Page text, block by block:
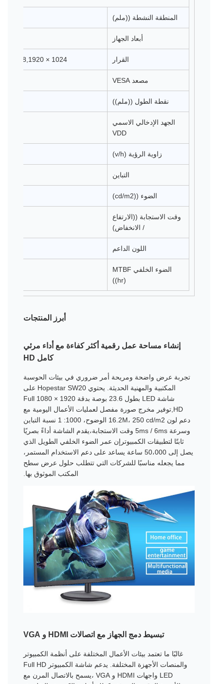
المنطقة النشطة ((ملم)
أبعاد الجهاز
القرار 1024 × 768,1920 × 1080,1024 × 768,1680 × 1050
مصعد VESA
نقطة الطول ((ملم))
الجهد الإدخالي الاسمي
VDD
زاوية الرؤية (v/h)
التباين
الضوء ((cd/m2)
وقت الاستجابة ((الارتفاع
/ الانخفاض)
اللون الداعم
الضوء الخلفي MTBF
((hr)
أبرز المنتجات
إنشاء مساحة عمل رقمية أكثر كفاءة مع أداء مرئي
كامل HD
تجربة عرض واضحة ومريحة أمر ضروري في بيئات الحوسبة
المكتبية والمهنية الحديثة. يحتوي Hopestar SW20 على
شاشة LED بطول 23.6 بوصة بدقة 1920 × 1080 Full
HD,توفير مخرج صورة مفصل لعمليات الأعمال اليومية مع
دعم لون 16.2M، 250 cd/m2 الوضوح، 1000: 1 نسبة التباين
وسرعة 5ms / 6ms وقت الاستجابة،يقدم الشاشة أداءً بصريًا
ثابتًا لتطبيقات الكمبيوترإن عمر الضوء الخلفي الطويل الذي
يصل إلى 50،000 ساعة يساعد على دعم الاستخدام المستمر،
مما يجعله مناسبًا للشركات التي تتطلب حلول عرض سطح
المكتب الموثوق بها.
تبسيط دمج الجهاز مع اتصالات HDMI و VGA
غالبًا ما تعتمد بيئات الأعمال المختلفة على أنظمة الكمبيوتر
والمنصات الأجهزة المختلفة. يدعم شاشة الكمبيوتر Full HD
LED واجهات HDMI و VGA ،يسمح بالاتصال المرن مع